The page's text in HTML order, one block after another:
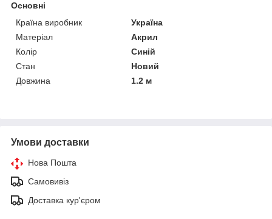
Основні
Країна виробник
Україна
Матеріал
Акрил
Колір
Синій
Стан
Новий
Довжина
1.2 м
Умови доставки
Нова Пошта
Самовивіз
Доставка кур'єром